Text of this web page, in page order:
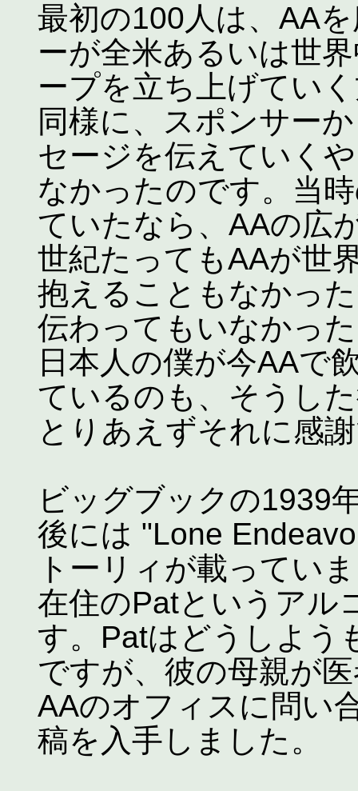
最初の100人は、AA
ーが全米あるいは世
ープを立ち上げてい
同様に、スポンサー
セージを伝えていく
なかったのです。当
ていたなら、AAの広
世紀たってもAAが世
抱えることもなかっ
伝わってもいなかっ
日本人の僕が今AAで
ているのも、そうし
とりあえずそれに感
ビッグブックの1939
後には "Lone
トーリィが載ってい
在住のPatというアル
す。Patはどうしよう
ですが、彼の母親が
AAのオフィスに問い
稿を入手しました。